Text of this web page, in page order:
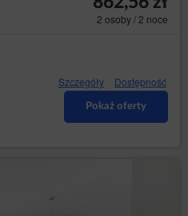
które pomagają zrozumieć, w
i zawartości;
Gościa/Użytkownika Serwisu
dzięki której Gość/Użytkownik
na każdej podstronie Serwisu
od nowa loginu i hasła;
2 osoby / 2 noce
Szczegóły Dostępność
Pokaż oferty